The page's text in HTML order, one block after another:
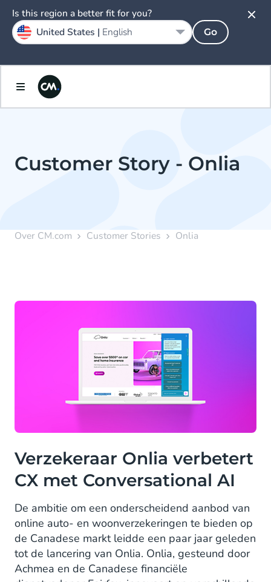
Customer Story - Onlia
Over CM.com Customer Stories Onlia
Verzekeraar Onlia verbetert
CX met Conversational AI
De ambitie om een onderscheidend aanbod van
online auto- en woonverzekeringen te bieden op
de Canadese markt leidde een paar jaar geleden
tot de lancering van Onlia. Onlia, gesteund door
Achmea en de Canadese financiële
Is this region a better fit for you?
United States | English Go